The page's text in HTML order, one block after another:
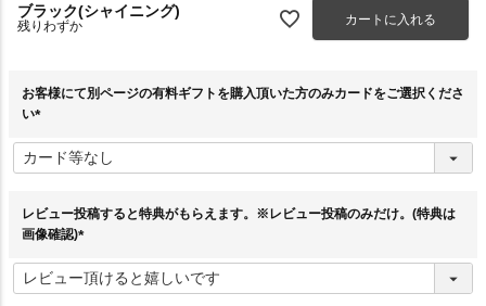
ブラック(シャイニング)
残りわずか カートに入れる
お客様にて別ページの有料ギフトを購入頂いた方のみカードをご選択くださ
い
必
須
レビュー投稿すると特典がもらえます。※レビュー投稿のみだけ。(特典は
画像確認)
必
須